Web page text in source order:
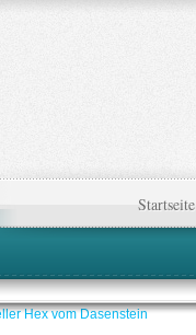
Startseite